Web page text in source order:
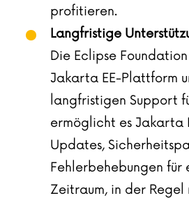
profitieren.
Langfristige
Die Eclipse
Jakarta EE-Plattform
langfristigen Support
ermöglicht es Jakarta
Updates,
Fehlerbehebungen für
Zeitraum, in der Regel